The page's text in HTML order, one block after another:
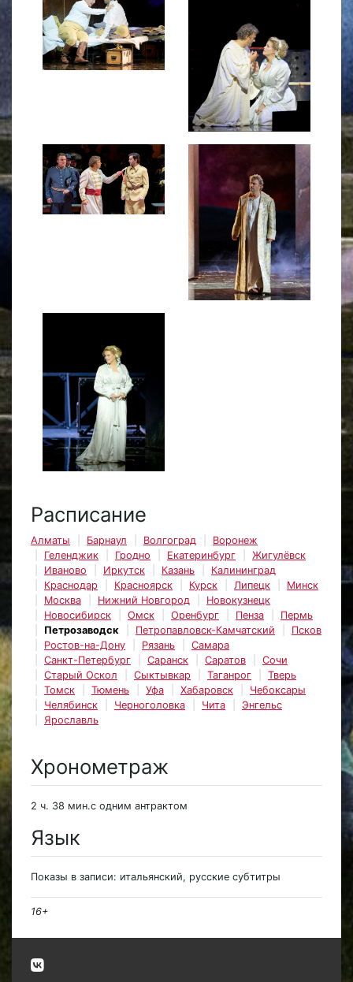
Расписание
Алматы Барнаул Волгоград
Воронеж
Геленджик
Гродно Екатеринбург
Жигулёвск
Иваново
Иркутск Казань
Калининград
Краснодар
Красноярск Курск Липецк
Минск
Москва
Нижний Новгород
Новокузнецк
Новосибирск
Омск Оренбург Пенза
Пермь
Петрозаводск
Петропавловск-Камчатский
Псков
Ростов-на-Дону
Рязань
Самара
Санкт-Петербург
Саранск Саратов
Сочи
Старый Оскол
Сыктывкар Таганрог
Тверь
Томск
Тюмень Уфа Хабаровск
Чебоксары
Челябинск
Черноголовка Чита
Энгельс
Ярославль
Хронометраж
2 ч. 38 мин.с одним антрактом
Язык
Показы в записи: итальянский, русские субтитры
16+